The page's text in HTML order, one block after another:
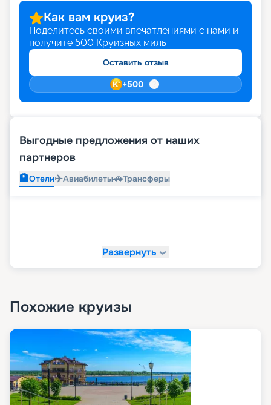
Как вам круиз?
Поделитесь своими впечатлениями с нами и
получите 500 Круизных миль
Оставить отзыв
+500
Выгодные предложения от наших
партнеров
🏨Отели✈️Авиабилеты🚗Трансферы
Развернуть
Похожие круизы